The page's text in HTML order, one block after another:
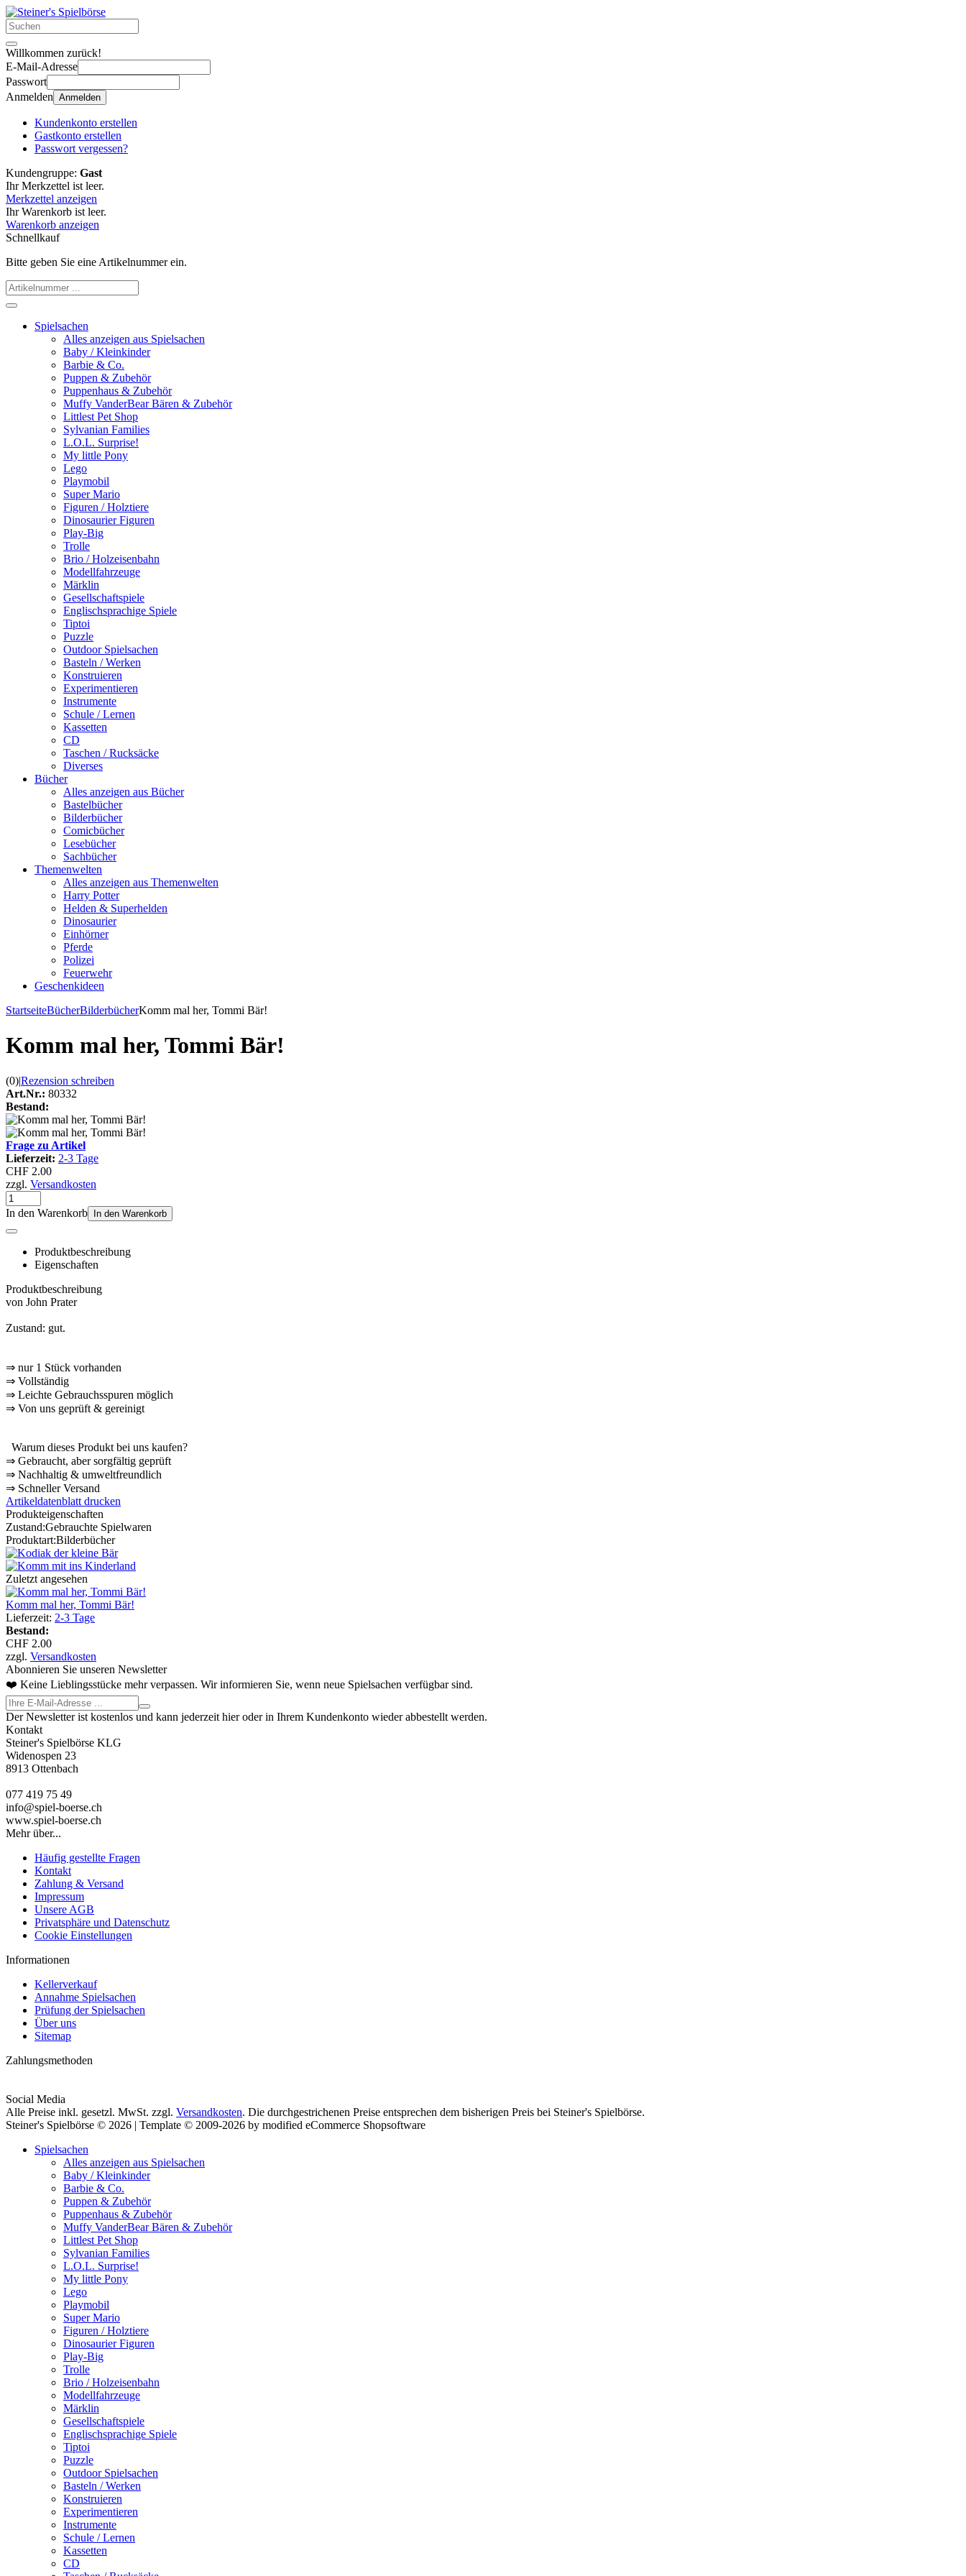
Willkommen zurück!
E-Mail-Adresse
Passwort
Anmelden Anmelden
Kundenkonto erstellen
Gastkonto erstellen
Passwort vergessen?
Kundengruppe: Gast
Ihr Merkzettel ist leer.
Merkzettel anzeigen
Ihr Warenkorb ist leer.
Warenkorb anzeigen
Schnellkauf
Bitte geben Sie eine Artikelnummer ein.
Spielsachen
Alles anzeigen aus Spielsachen
Baby / Kleinkinder
Barbie & Co.
Puppen & Zubehör
Puppenhaus & Zubehör
Muffy VanderBear Bären & Zubehör
Littlest Pet Shop
Sylvanian Families
L.O.L. Surprise!
My little Pony
Lego
Playmobil
Super Mario
Figuren / Holztiere
Dinosaurier Figuren
Play-Big
Trolle
Brio / Holzeisenbahn
Modellfahrzeuge
Märklin
Gesellschaftspiele
Englischsprachige Spiele
Tiptoi
Puzzle
Outdoor Spielsachen
Basteln / Werken
Konstruieren
Experimentieren
Instrumente
Schule / Lernen
Kassetten
CD
Taschen / Rucksäcke
Diverses
Bücher
Alles anzeigen aus Bücher
Bastelbücher
Bilderbücher
Comicbücher
Lesebücher
Sachbücher
Themenwelten
Alles anzeigen aus Themenwelten
Harry Potter
Helden & Superhelden
Dinosaurier
Einhörner
Pferde
Polizei
Feuerwehr
Geschenkideen
StartseiteBücherBilderbücherKomm mal her, Tommi Bär!
Komm mal her, Tommi Bär!
(0)|Rezension schreiben
Art.Nr.: 80332
Bestand:
Frage zu Artikel
Lieferzeit: 2-3 Tage
CHF 2.00
zzgl. Versandkosten
In den Warenkorb In den Warenkorb
Produktbeschreibung
Eigenschaften
Produktbeschreibung
von John Prater
Zustand: gut.
⇒ nur 1 Stück vorhanden
⇒ Vollständig
⇒ ️ Leichte Gebrauchsspuren möglich
⇒ Von uns geprüft & gereinigt
Warum dieses Produkt bei uns kaufen?
⇒ ️ Gebraucht, aber sorgfältig geprüft
⇒ ️ Nachhaltig & umweltfreundlich
⇒ ️ Schneller Versand
Artikeldatenblatt drucken
Produkteigenschaften
Zustand:Gebrauchte Spielwaren
Produktart:Bilderbücher
Zuletzt angesehen
Komm mal her, Tommi Bär!
Lieferzeit: 2-3 Tage
Bestand:
CHF 2.00
zzgl. Versandkosten
Abonnieren Sie unseren Newsletter
❤️ Keine Lieblingsstücke mehr verpassen. Wir informieren Sie, wenn neue Spielsachen verfügbar sind.
Der Newsletter ist kostenlos und kann jederzeit hier oder in Ihrem Kundenkonto wieder abbestellt werden.
Kontakt
Steiner's Spielbörse KLG
Widenospen 23
8913 Ottenbach
077 419 75 49
info@spiel-boerse.ch
www.spiel-boerse.ch
Mehr über...
Häufig gestellte Fragen
Kontakt
Zahlung & Versand
Impressum
Unsere AGB
Privatsphäre und Datenschutz
Cookie Einstellungen
Informationen
Kellerverkauf
Annahme Spielsachen
Prüfung der Spielsachen
Über uns
Sitemap
Zahlungsmethoden
Social Media
Alle Preise inkl. gesetzl. MwSt. zzgl. Versandkosten. Die durchgestrichenen Preise entsprechen dem bisherigen Preis bei Steiner's Spielbörse.
Steiner's Spielbörse © 2026 | Template © 2009-2026 by modified eCommerce Shopsoftware
Spielsachen
Alles anzeigen aus Spielsachen
Baby / Kleinkinder
Barbie & Co.
Puppen & Zubehör
Puppenhaus & Zubehör
Muffy VanderBear Bären & Zubehör
Littlest Pet Shop
Sylvanian Families
L.O.L. Surprise!
My little Pony
Lego
Playmobil
Super Mario
Figuren / Holztiere
Dinosaurier Figuren
Play-Big
Trolle
Brio / Holzeisenbahn
Modellfahrzeuge
Märklin
Gesellschaftspiele
Englischsprachige Spiele
Tiptoi
Puzzle
Outdoor Spielsachen
Basteln / Werken
Konstruieren
Experimentieren
Instrumente
Schule / Lernen
Kassetten
CD